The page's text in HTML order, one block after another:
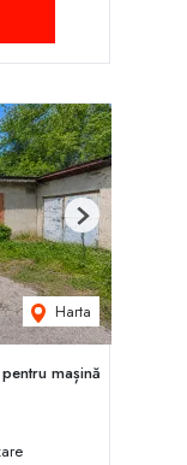
Harta
Next
mașină